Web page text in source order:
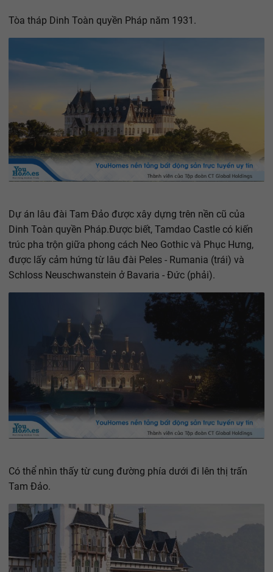
Tòa tháp Dinh Toàn quyền Pháp năm 1931.
Dự án lâu đài Tam Đảo được xây dựng trên nền cũ của
Dinh Toàn quyền Pháp.Được biết, Tamdao Castle có kiến
trúc pha trộn giữa phong cách Neo Gothic và Phục Hưng,
được lấy cảm hứng từ lâu đài Peles - Rumania (trái) và
Schloss Neuschwanstein ở Bavaria - Đức (phải).
Có thể nhìn thấy từ cung đường phía dưới đi lên thị trấn
Tam Đảo.